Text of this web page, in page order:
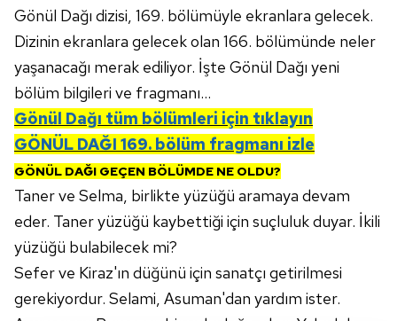
Gönül Dağı dizisi, 169. bölümüyle ekranlara gelecek.
Dizinin ekranlara gelecek olan 166. bölümünde neler
yaşanacağı merak ediliyor. İşte Gönül Dağı yeni
bölüm bilgileri ve fragmanı...
Gönül Dağı tüm bölümleri için tıklayın
GÖNÜL DAĞI 169. bölüm fragmanı izle
GÖNÜL DAĞI GEÇEN BÖLÜMDE NE OLDU?
Taner ve Selma, birlikte yüzüğü aramaya devam
eder. Taner yüzüğü kaybettiği için suçluluk duyar. İkili
yüzüğü bulabilecek mi?
Sefer ve Kiraz'ın düğünü için sanatçı getirilmesi
gerekiyordur. Selami, Asuman'dan yardım ister.